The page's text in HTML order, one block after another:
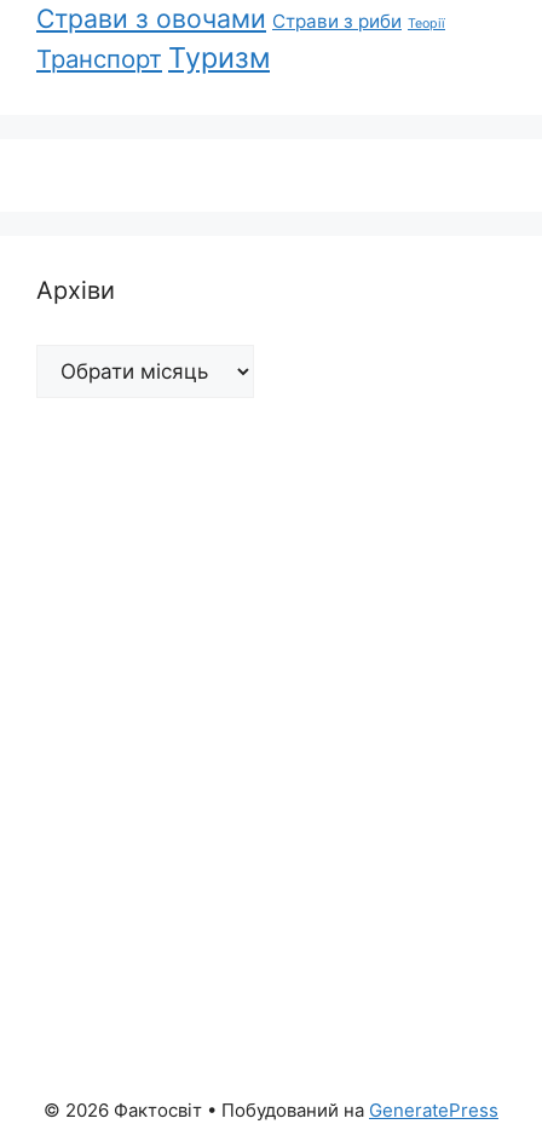
Страви з овочами Страви з риби Теорії
Транспорт Туризм
Архіви
Архіви
© 2026 Фактосвіт • Побудований на GeneratePress